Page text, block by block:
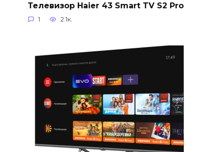
Телевизор Haier 43 Smart TV S2 Pro
1 2.1к.